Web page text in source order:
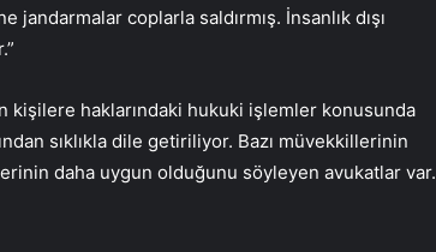
coplarla saldırmış. İnsanlık dışı
kişilere haklarındaki hukuki işlemler konusunda
sıklıkla dile getiriliyor. Bazı müvekkillerinin
daha uygun olduğunu söyleyen avukatlar var.